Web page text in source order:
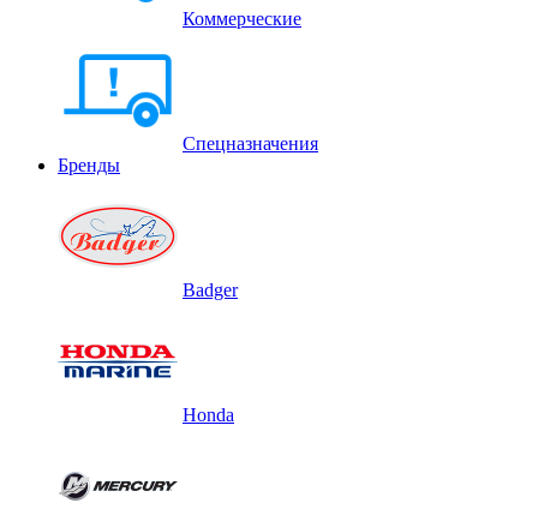
Коммерческие
Спецназначения
Бренды
Badger
Honda